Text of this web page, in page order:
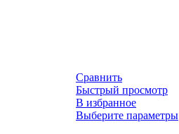
Сравнить
Быстрый просмотр
В избранное
Выберите параметры